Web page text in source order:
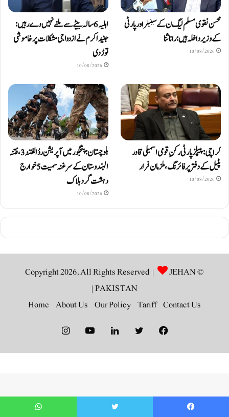
محسن نقوی مسلم لیگ ن کے سینیٹر اور پارٹی
کے وزیر داخلہ ہیں: رانا ثنا
10/08/2026
اہلیہ 6 سالہ بیٹے سے ملنے نہیں دے رہیں:
جنید اکرم نے ازدواجی مشکلات پر خاموشی
توڑ دی
10/08/2026
کراچی: پیپلز پارٹی رکنِ قومی اسمبلی قادر
پٹیل کے دفتر پر فائرنگ، ملزمان فرار
10/08/2026
بلوچستان: پنجگور میں آپریشن ردُالفتنہ 3، فتنہ
الہندوستان کے سرغنہ سمیت 5 خوارج
دہشت گرد ہلاک
10/08/2026
© Copyright 2026, All Rights Reserved |
JEHAN
PAKISTAN
|
Contact Us
Tariff
Our Policy
About Us
Home
Facebook
Twitter
LinkedIn
YouTube
Instagram